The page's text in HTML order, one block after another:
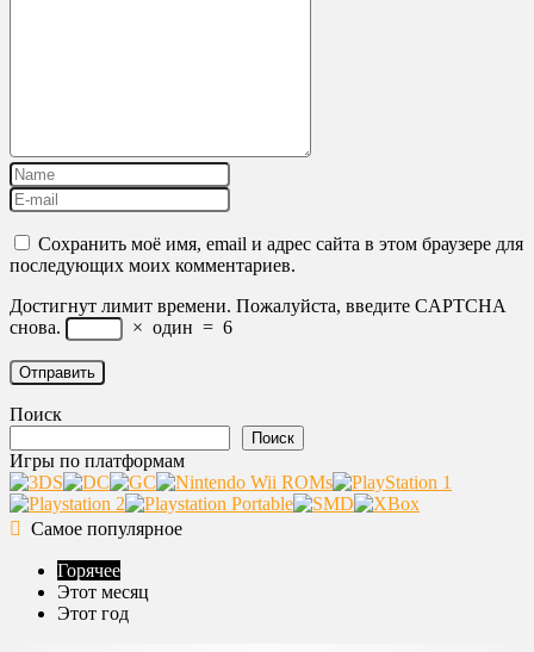
Сохранить моё имя, email и адрес сайта в этом браузере для
последующих моих комментариев.
Достигнут лимит времени. Пожалуйста, введите CAPTCHA
снова.
× один = 6
Поиск
Поиск
Игры по платформам
Самое популярное
Горячее
Этот месяц
Этот год